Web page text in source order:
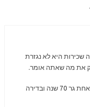
היא לא נגזרת
את מה שאתה אומר.
סבא שלי גר בשתי דירות בתל אביב. בדירה אחת גר 70 שנה ובדירה